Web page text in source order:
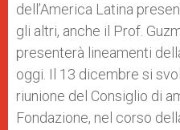
dell’America Latina
gli altri, anche il Prof.
presenterà lineamenti
oggi. Il 13 dicembre si
riunione del Consiglio di
Fondazione, nel corso